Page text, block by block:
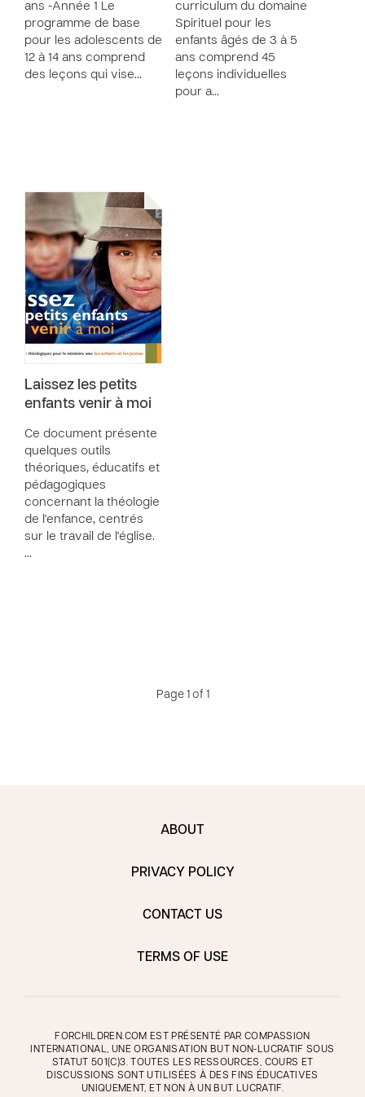
ans -Année 1 Le
programme de base
pour les adolescents de
12 à 14 ans comprend
des leçons qui vise…
curriculum du domaine
Spirituel pour les
enfants âgés de 3 à 5
ans comprend 45
leçons individuelles
pour a…
Laissez les petits
enfants venir à moi
Ce document présente
quelques outils
théoriques, éducatifs et
pédagogiques
concernant la théologie
de l'enfance, centrés
sur le travail de l'église.
…
Page 1 of 1
ABOUT
PRIVACY POLICY
CONTACT US
TERMS OF USE
FORCHILDREN.COM EST PRÉSENTÉ PAR COMPASSION
INTERNATIONAL, UNE ORGANISATION BUT NON-LUCRATIF SOUS
STATUT 501(C)3. TOUTES LES RESSOURCES, COURS ET
DISCUSSIONS SONT UTILISÉES À DES FINS ÉDUCATIVES
UNIQUEMENT, ET NON À UN BUT LUCRATIF.